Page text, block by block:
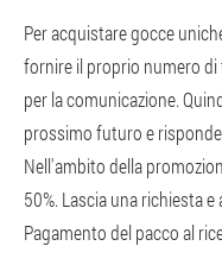
Per acquistare gocce
fornire il proprio numero
per la comunicazione.
prossimo futuro e
Nell'ambito della
50%. Lascia una richiesta
Pagamento del pacco al